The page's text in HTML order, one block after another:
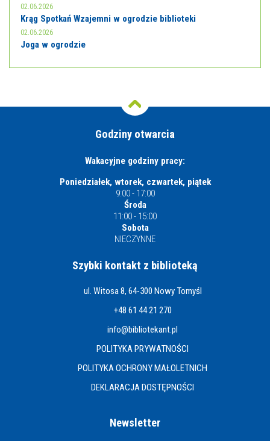
02.06.2026
Krąg Spotkań Wzajemni w ogrodzie biblioteki
02.06.2026
Joga w ogrodzie
Godziny otwarcia
Wakacyjne godziny pracy:
Poniedziałek, wtorek, czwartek, piątek
9:00 - 17:00
Środa
11:00 - 15:00
Sobota
NIECZYNNE
Szybki kontakt z biblioteką
ul. Witosa 8, 64-300 Nowy Tomyśl
+48 61 44 21 270
info@bibliotekant.pl
POLITYKA PRYWATNOŚCI
POLITYKA OCHRONY MAŁOLETNICH
DEKLARACJA DOSTĘPNOŚCI
Newsletter